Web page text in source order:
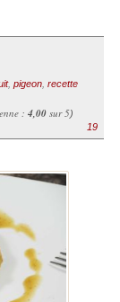
, pigeon, recette
: 4,00sur 5)
19